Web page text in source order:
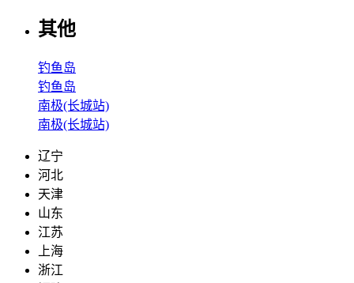
其他
钓鱼岛
钓鱼岛
南极(长城站)
南极(长城站)
辽宁
河北
天津
山东
江苏
上海
浙江